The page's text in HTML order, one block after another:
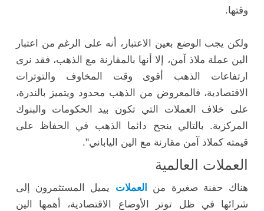
وقتها.
ولكن يجب الوضع بعين الاعتبار، أنه على الرغم من اعتبار
الين عملة ملاذ آمن، إلا أنها بالمقارنة مع الذهب، فقد نرى
ارتفاعات الذهب أقوى وقت المخاوف والتوترات
الاقتصادية، فالمعروض من الذهب محدود ويتميز بالندرة،
على خلاف العملات التي تكون بيد الحكومات والبنوك
المركزية. بالتالي ينجح دائما الذهب في الحفاظ على
قيمته كملاذ آمن مقارنة مع الين الياباني".
العملات العالمية
هناك حفنة صغيرة من العملات يميل المستثمرون إلى
شرائها في ظل توتر الأوضاع الاقتصادية، أهمها الين